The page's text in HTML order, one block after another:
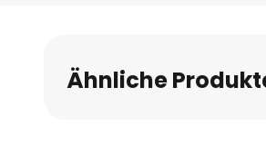
Bildgalerie
springen
Ähnliche